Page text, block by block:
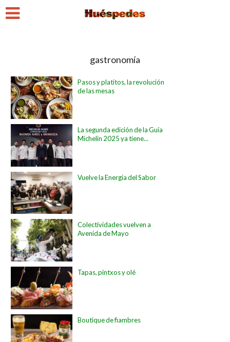
gastronomía
Pasos y platitos, la revolución
de las mesas
La segunda edición de la Guía
Michelin 2025 ya tiene...
Vuelve la Energía del Sabor
Colectividades vuelven a
Avenida de Mayo
Tapas, pintxos y olé
Boutique de fiambres